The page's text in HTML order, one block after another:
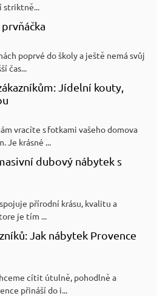
striktně...
poprvé do školy a ještě nemá svůj
čas...
Jídelní kouty,
vracíte s fotkami vašeho domova
Je krásné ...
dubový nábytek s
přírodní krásu, kvalitu a
je tím ...
Jak nábytek Provence
cítit útulně, pohodlně a
přináší do i...